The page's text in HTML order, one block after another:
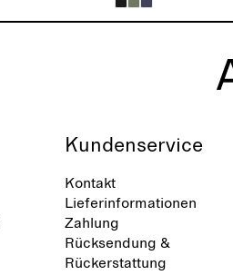
Kundenservice
Kontakt
Lieferinformationen
Zahlung
Rücksendung &
Rückerstattung